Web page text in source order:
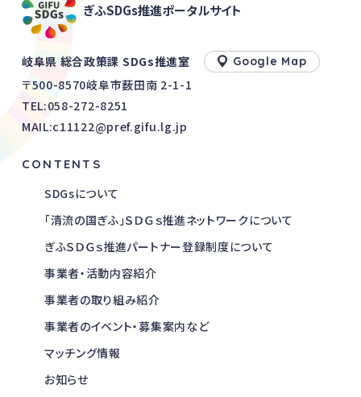
ぎふSDGs推進ポータルサイト
岐阜県 総合政策課 SDGs推進室 Google Map
〒500-8570岐阜市薮田南 2-1-1
TEL:058-272-8251
MAIL:c11122@pref.gifu.lg.jp
CONTENTS
SDGsについて
「清流の国ぎふ」ＳＤＧｓ推進ネットワークについて
ぎふＳＤＧｓ推進パートナー登録制度について
事業者・活動内容紹介
事業者の取り組み紹介
事業者のイベント・募集案内など
マッチング情報
お知らせ